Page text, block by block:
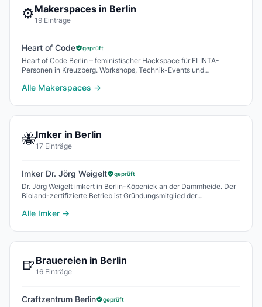
⚙️Makerspaces in Berlin
19 Einträge
Heart of Code geprüft
Heart of Code Berlin – feministischer Hackspace für FLINTA-
Personen in Kreuzberg. Workshops, Technik-Events und
Alle Makerspaces →
🐝Imker in Berlin
17 Einträge
Imker Dr. Jörg Weigelt geprüft
Dr. Jörg Weigelt imkert in Berlin-Köpenick an der Dammheide. Der
Bioland-zertifizierte Betrieb ist Gründungsmitglied der
Alle Imker →
🍺 Brauereien in Berlin
16 Einträge
Craftzentrum Berlin geprüft